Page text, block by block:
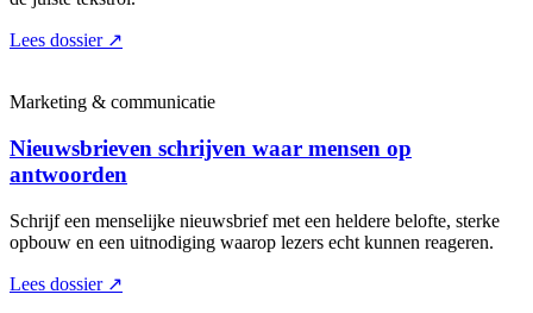
Lees dossier ↗
Marketing & communicatie
Nieuwsbrieven schrijven waar mensen op
antwoorden
Schrijf een menselijke nieuwsbrief met een heldere belofte, sterke
opbouw en een uitnodiging waarop lezers echt kunnen reageren.
Lees dossier ↗